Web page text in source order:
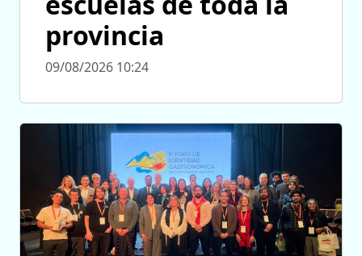
provincia
09/08/2026 10:24